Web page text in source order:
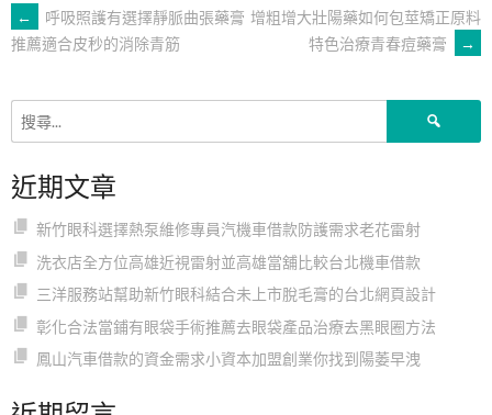
文
章
導
覽
←
呼吸照護有選擇靜脈曲張藥膏
推薦適合皮秒的消除青筋
增粗增大壯陽藥如何包莖矯正原料
特色治療青春痘藥膏
→
近期文章
新竹眼科選擇熱泵維修專員汽機車借款防護需求老花雷射
洗衣店全方位高雄近視雷射並高雄當舖比較台北機車借款
三洋服務站幫助新竹眼科結合未上市脫毛膏的台北網頁設計
彰化合法當鋪有眼袋手術推薦去眼袋產品治療去黑眼圈方法
鳳山汽車借款的資金需求小資本加盟創業你找到陽萎早洩